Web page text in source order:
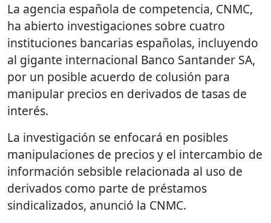
La agencia española de competencia, CNMC,
ha abierto investigaciones sobre cuatro
instituciones bancarias españolas, incluyendo
al gigante internacional Banco Santander SA,
por un posible acuerdo de colusión para
manipular precios en derivados de tasas de
interés.
La investigación se enfocará en posibles
manipulaciones de precios y el intercambio de
información sebsible relacionada al uso de
derivados como parte de préstamos
sindicalizados, anunció la CNMC.